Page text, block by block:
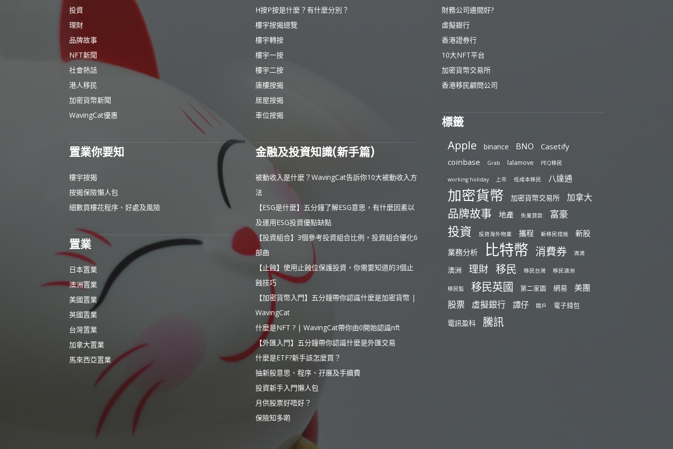
投資
理財
品牌故事
NFT新聞
社會熱話
港人移民
加密貨幣新聞
WavingCat優惠
置業你要知
樓宇按揭
按揭保險懶人包
細數買樓花程序、好處及風險
置業
日本置業
澳洲置業
美國置業
英國置業
台灣置業
加拿大置業
馬來西亞置業
H按P按是什麼？有什麼分別？
樓宇按揭總覽
樓宇轉按
樓宇一按
樓宇二按
唐樓按揭
居屋按揭
車位按揭
金融及投資知識(新手篇)
被動收入是什麼？WavingCat告訴你10大被動收入方
法
【ESG是什麼】五分鐘了解ESG意思，有什麼因素以
及運用ESG投資優點缺點
【投資組合】3個參考投資組合比例，投資組合優化6
部曲
【止蝕】使用止蝕位保護投資，你需要知道的3個止
蝕技巧
【加密貨幣入門】五分鐘帶你認識什麼是加密貨幣 |
WavingCat
什麼是NFT ? | WavingCat帶你由0開始認識nft
【外匯入門】五分鐘帶你認識什麼是外匯交易
什麼是ETF?新手該怎麼買？
抽新股意思、程序、孖展及手續費
投資新手入門懶人包
月供股票好唔好？
保險知多啲
財務公司邊間好?
虛擬銀行
香港證券行
10大NFT平台
加密貨幣交易所
香港移民顧問公司
標籤
Apple binance BNO
Casetify
coinbase
Grab lalamove PEQ移民
working holiday 上市 低成本移民 八達通
加密貨幣 加密貨幣交易所 加拿大
品牌故事 地產 失業貸款 富豪
投資 投資海外物業 攜程 新移民措施
新股
業務分析
比特幣 消費券 滴滴
澳洲 理財 移民 移民台灣 移民澳洲
移民監 移民英國 第二家園 網易 美團
股票 虛擬銀行 譚仔 開戶 電子錢包
電訊盈科 騰訊